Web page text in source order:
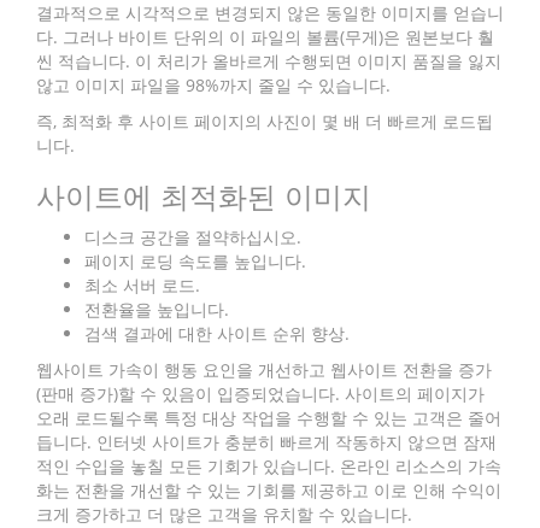
결과적으로 시각적으로 변경되지 않은 동일한 이미지를 얻습니
다. 그러나 바이트 단위의 이 파일의 볼륨(무게)은 원본보다 훨
씬 적습니다. 이 처리가 올바르게 수행되면 이미지 품질을 잃지
않고 이미지 파일을 98%까지 줄일 수 있습니다.
즉, 최적화 후 사이트 페이지의 사진이 몇 배 더 빠르게 로드됩
니다.
사이트에 최적화된 이미지
디스크 공간을 절약하십시오.
페이지 로딩 속도를 높입니다.
최소 서버 로드.
전환율을 높입니다.
검색 결과에 대한 사이트 순위 향상.
웹사이트 가속이 행동 요인을 개선하고 웹사이트 전환을 증가
(판매 증가)할 수 있음이 입증되었습니다. 사이트의 페이지가
오래 로드될수록 특정 대상 작업을 수행할 수 있는 고객은 줄어
듭니다. 인터넷 사이트가 충분히 빠르게 작동하지 않으면 잠재
적인 수입을 놓칠 모든 기회가 있습니다. 온라인 리소스의 가속
화는 전환을 개선할 수 있는 기회를 제공하고 이로 인해 수익이
크게 증가하고 더 많은 고객을 유치할 수 있습니다.